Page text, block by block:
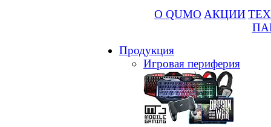
О QUMO АКЦИИ
Продукция
Игровая периферия